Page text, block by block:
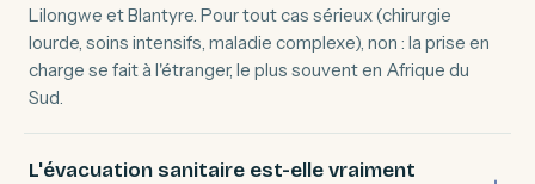
Lilongwe et Blantyre. Pour tout cas sérieux (chirurgie
lourde, soins intensifs, maladie complexe), non : la prise en
charge se fait à l'étranger, le plus souvent en Afrique du
Sud.
L'évacuation sanitaire est-elle vraiment